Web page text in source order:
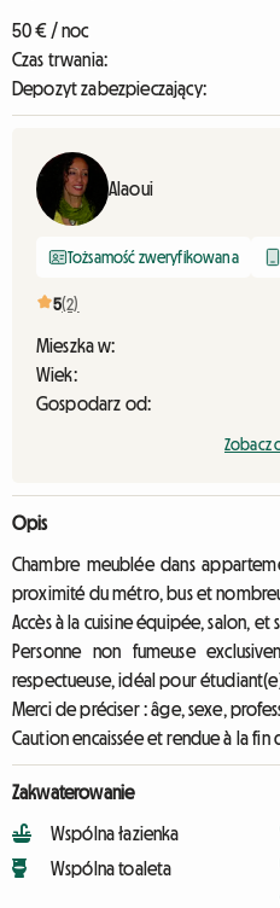
50 € / noc
Czas trwania:
Depozyt zabezpieczający:
Alaoui
Tożsamość zweryfikowana
5(2)
Mieszka w:
Wiek:
Gospodarz od:
Zobacz
Opis
Chambre meublée dans
proximité du métro, bus et
Accès à la cuisine équipée, salon, et
Personne non fumeuse
respectueuse, idéal pour
Merci de préciser : âge, sexe,
Caution encaissée et rendue à la fin
Zakwaterowanie
Wspólna łazienka
Wspólna toaleta